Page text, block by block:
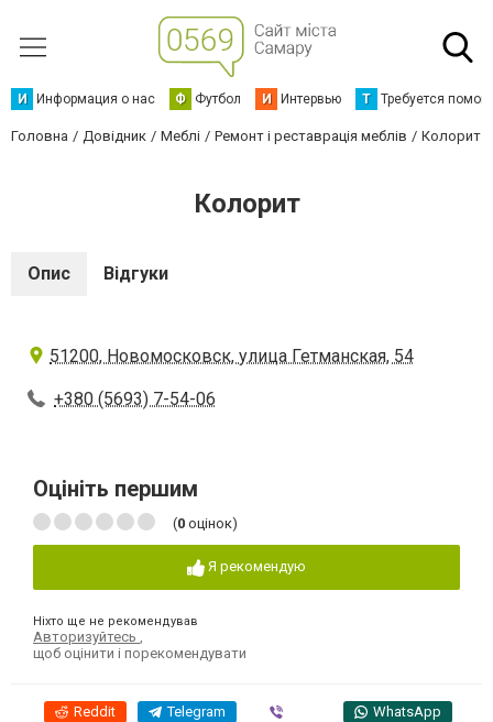
И Информация о нас Ф Футбол И Интервью Т Требуется
Головна Довідник Меблі Ремонт і реставрація меблів Колорит
Колорит
Опис Відгуки
51200, Новомосковск, улица Гетманская, 54
+380 (5693) 7-54-06
Оцініть першим
(0 оцінок)
Я рекомендую
Ніхто ще не рекомендував
Авторизуйтесь
щоб оцінити і порекомендувати
Reddit Telegram WhatsApp